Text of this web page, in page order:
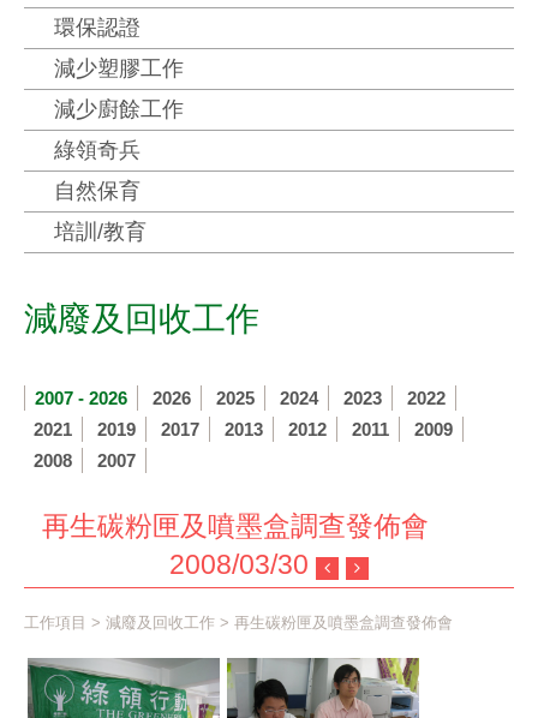
環保認證
減少塑膠工作
減少廚餘工作
綠領奇兵
自然保育
培訓/教育
減廢及回收工作
2007 - 2026 2026 2025 2024 2023
2022
2021
2019 2017 2013 2012 2011
2009
2008
2007
再生碳粉匣及噴墨盒調查發佈會
2008/03/30
工作項目 > 減廢及回收工作 > 再生碳粉匣及噴墨盒調查發佈會